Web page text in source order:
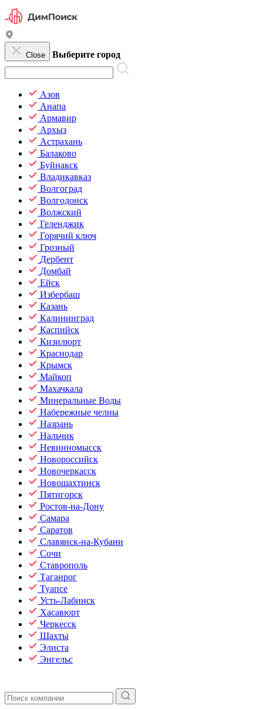
Close Выберите город
Азов
Анапа
Армавир
Архыз
Астрахань
Балаково
Буйнакск
Владикавказ
Волгоград
Волгодонск
Волжский
Геленджик
Горячий ключ
Грозный
Дербент
Домбай
Ейск
Избербаш
Казань
Калининград
Каспийск
Кизилюрт
Краснодар
Крымск
Майкоп
Махачкала
Минеральные Воды
Набережные челны
Назрань
Нальчик
Невинномысск
Новороссийск
Новочеркасск
Новошахтинск
Пятигорск
Ростов-на-Дону
Самара
Саратов
Славянск-на-Кубани
Сочи
Ставрополь
Таганрог
Туапсе
Усть-Лабинск
Хасавюрт
Черкесск
Шахты
Элиста
Энгельс